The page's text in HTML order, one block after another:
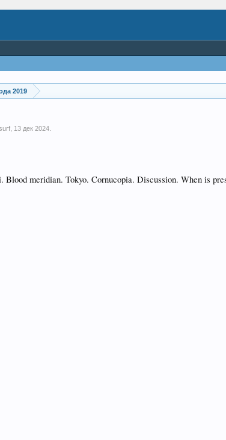
2019
13 дек 2024
meridian. Tokyo. Cornucopia. Discussion. When is